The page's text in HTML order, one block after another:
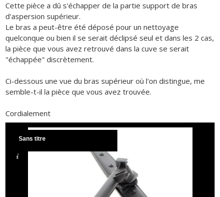
Cette pièce a dû s'échapper de la partie support de bras
d'aspersion supérieur.
Le bras a peut-être été déposé pour un nettoyage
quelconque ou bien il se serait déclipsé seul et dans les 2 cas,
la pièce que vous avez retrouvé dans la cuve se serait
"échappée" discrètement.
Ci-dessous une vue du bras supérieur où l'on distingue, me
semble-t-il la pièce que vous avez trouvée.
Cordialement
Sans titre